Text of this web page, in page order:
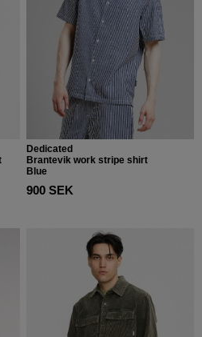
Dedicated
Brantevik work stripe shirt
Blue
900 SEK